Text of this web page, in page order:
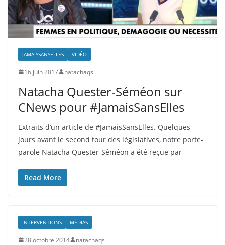
JAMAISSANSELLES VIDÉO
16 juin 2017 natachaqs
Natacha Quester-Séméon sur
CNews pour #JamaisSansElles
Extraits d’un article de #JamaisSansElles. Quelques
jours avant le second tour des législatives, notre porte-
parole Natacha Quester-Séméon a été reçue par
Read More
INTERVENTIONS MÉDIAS
28 octobre 2014 natachaqs